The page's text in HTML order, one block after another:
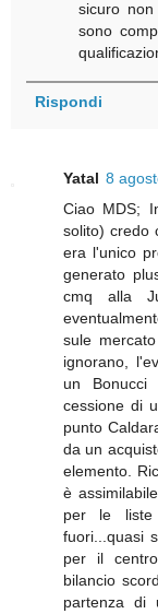
sicuro
sono
Rispondi
Yatal 8
Ciao MDS;
solito) credo
era l'unico
generato
cmq alla
sule
ignorano,
un Bonucci
cessione di
punto
da un
elemento.
è
per le liste
fuori...quasi
per il
bilancio
partenza di